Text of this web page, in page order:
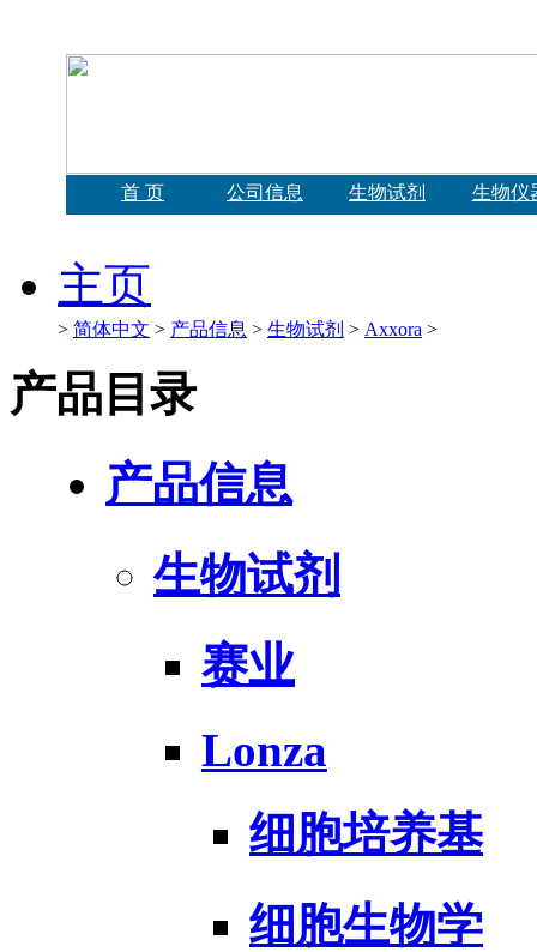
首 页 公司信息 生物试剂 生物仪
主页
> 简体中文 > 产品信息 > 生物试剂 > Axxora >
产品目录
产品信息
生物试剂
赛业
Lonza
细胞培养基
细胞生物学